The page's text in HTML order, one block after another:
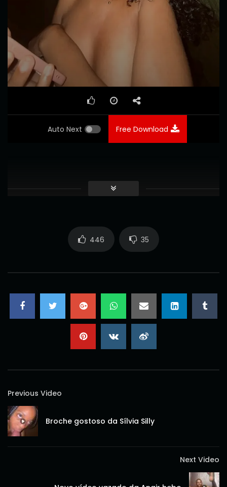
00:00
Auto Next Free Download
446 35
Previous Video
Broche gostoso da Sílvia Silly
Next Video